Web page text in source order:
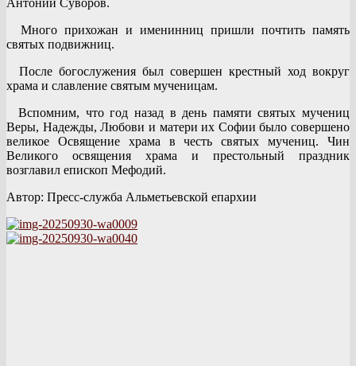
Много прихожан и именинниц пришли почтить память
святых подвижниц.
После богослужения был совершен крестный ход вокруг
храма и славление святым мученицам.
Вспомним, что год назад в день памяти святых мучениц
Веры, Надежды, Любови и матери их Софии было совершено
великое Освящение храма в честь святых мучениц. Чин
Великого освящения храма и престольный праздник
возглавил епископ Мефодий.
Автор: Пресс-служба Альметьевской епархии